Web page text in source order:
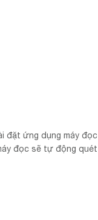
đặt ứng dụng máy đọc
đọc sẽ tự động quét